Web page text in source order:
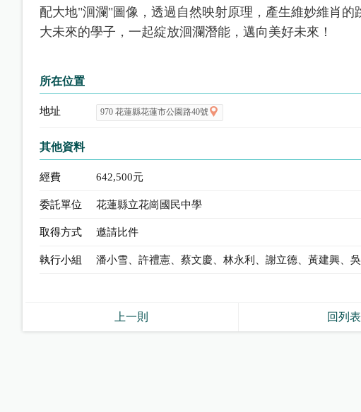
配大地"洄瀾"圖像，透過自然映射原理，產生維妙維肖
大未來的學子，一起綻放洄瀾潛能，邁向美好未來！
所在位置
地址 970 花蓮縣花蓮市公園路40號
其他資料
經費 642,500元
委託單位 花蓮縣立花崗國民中學
取得方式 邀請比件
執行小組 潘小雪、許禮憲、蔡文慶、林永利、謝立德、黃建興、
上一則 回列表